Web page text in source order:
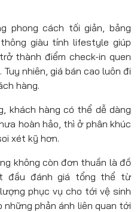
phong cách tối giản, bảng
giàu tính lifestyle giúp
thành điểm check-in quen
nhiên, giá bán cao luôn đi
hàng.
khách hàng có thể dễ dàng
hoàn hảo, thì ở phân khúc
xét kỹ hơn.
không còn đơn thuần là đồ
đầu đánh giá tổng thể từ
phục vụ cho tới vệ sinh
phản ánh liên quan tới